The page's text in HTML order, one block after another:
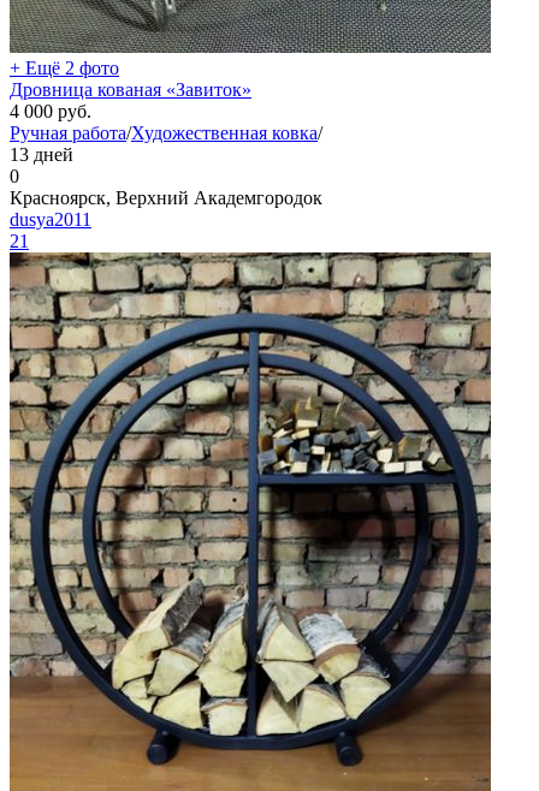
+ Ещё 2 фото
Дровница кованая «Завиток»
4 000 руб.
Ручная работа/Художественная ковка/
13 дней
0
Красноярск, Верхний Академгородок
dusya2011
21